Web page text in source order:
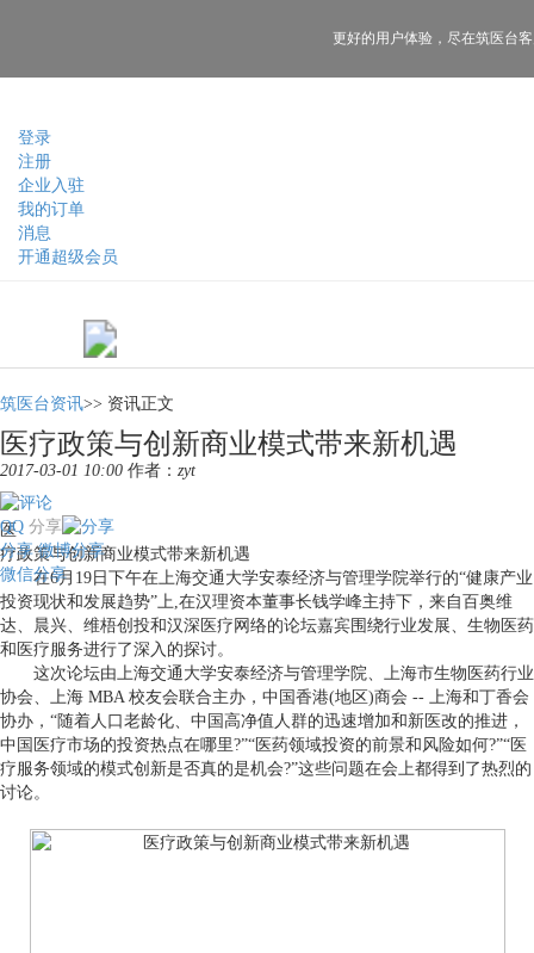
登录
注册
企业入驻
我的订单
消息
开通超级会员
更好的用户体验， 尽在筑医台
筑医台资讯>> 资讯正文
医疗政策与创新商业模式带来新机遇
2017-03-01 10:00 作者： zyt
分享
QQ
分享 微博分享
微信分享
医
疗政策与创新商业模式带来新机遇
在6月19日下午在上海交通大学安泰经济与管理学院举行的“健康产业
投资现状和发展趋势”上,在汉理资本董事长钱学峰主持下，来自百奥维
达、晨兴、维梧创投和汉深医疗网络的论坛嘉宾围绕行业发展、生物医药
和医疗服务进行了深入的探讨。
这次论坛由上海交通大学安泰经济与管理学院、上海市生物医药行业
协会、上海 MBA 校友会联合主办，中国香港(地区)商会 -- 上海和丁香会
协办，“随着人口老龄化、中国高净值人群的迅速增加和新医改的推进，
中国医疗市场的投资热点在哪里?”“医药领域投资的前景和风险如何?”“医
疗服务领域的模式创新是否真的是机会?”这些问题在会上都得到了热烈的
讨论。